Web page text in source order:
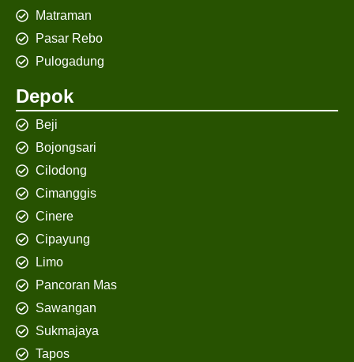
Matraman
Pasar Rebo
Pulogadung
Depok
Beji
Bojongsari
Cilodong
Cimanggis
Cinere
Cipayung
Limo
Pancoran Mas
Sawangan
Sukmajaya
Tapos